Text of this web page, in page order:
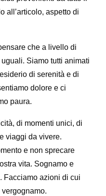
all’articolo, aspetto di
che a livello di
Siamo tutti animati
di serenità e di
dolore e ci
paura.
di momenti unici, di
viaggi da vivere.
e non sprecare
vita. Sognamo e
Facciamo azioni di cui